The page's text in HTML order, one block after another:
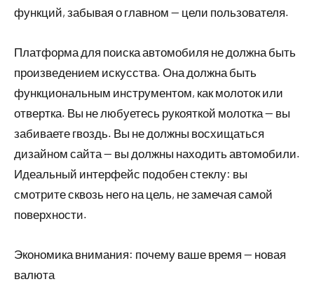
функций, забывая о главном — цели пользователя.
Платформа для поиска автомобиля не должна быть
произведением искусства. Она должна быть
функциональным инструментом, как молоток или
отвертка. Вы не любуетесь рукояткой молотка — вы
забиваете гвоздь. Вы не должны восхищаться
дизайном сайта — вы должны находить автомобили.
Идеальный интерфейс подобен стеклу: вы
смотрите сквозь него на цель, не замечая самой
поверхности.
Экономика внимания: почему ваше время — новая
валюта